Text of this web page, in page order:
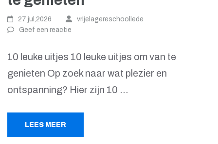
27 jul,2026
vrijelagereschoollede
Geef een reactie
10 leuke uitjes 10 leuke uitjes om van te
genieten Op zoek naar wat plezier en
ontspanning? Hier zijn 10 …
LEES MEER